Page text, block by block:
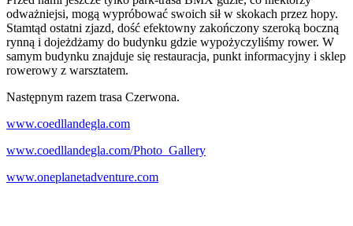
odważniejsi, mogą wypróbować swoich sił w skokach przez hopy.
Stamtąd ostatni zjazd, dość efektowny zakończony szeroką boczną
rynną i dojeżdżamy do budynku gdzie wypożyczyliśmy rower. W
samym budynku znajduje się restauracja, punkt informacyjny i sklep
rowerowy z warsztatem.
Następnym razem trasa Czerwona.
www.coedllandegla.com
www.coedllandegla.com/Photo_Gallery
www.oneplanetadventure.com